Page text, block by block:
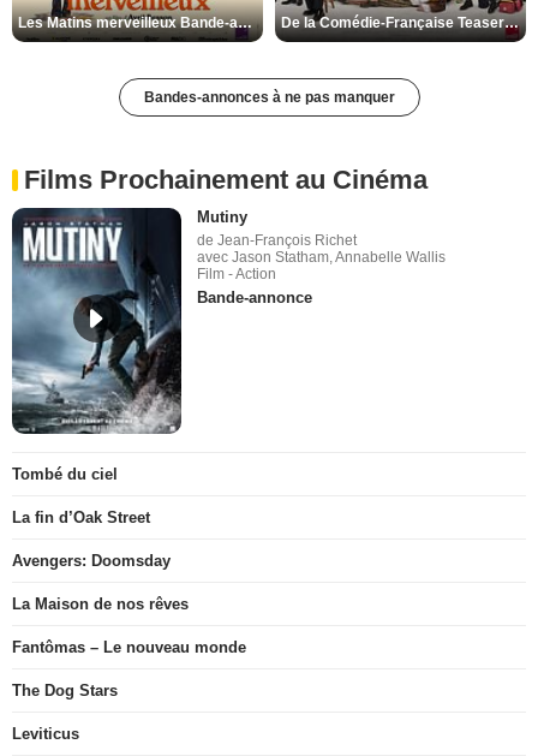
Les Matins merveilleux Bande-annonce VF De la Comédie-Française Teaser VF
Bandes-annonces à ne pas manquer
Films Prochainement au Cinéma
Mutiny
de Jean-François Richet
avec Jason Statham, Annabelle Wallis
Film - Action
Bande-annonce
Tombé du ciel
La fin d’Oak Street
Avengers: Doomsday
La Maison de nos rêves
Fantômas – Le nouveau monde
The Dog Stars
Leviticus